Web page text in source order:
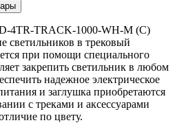
4TR-TRACK-1000-WH-M (C)
светильников в трековый
при помощи специального
закрепить светильник в любом
надежное электрическое
и заглушка приобретаются
с треками и аксессуарами
по цвету.